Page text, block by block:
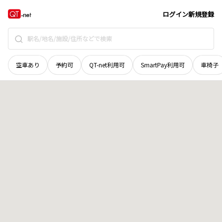
ログイン新規登録
空車あり 予約可 QT-net利用可 SmartPay利用可 車椅子
山口県